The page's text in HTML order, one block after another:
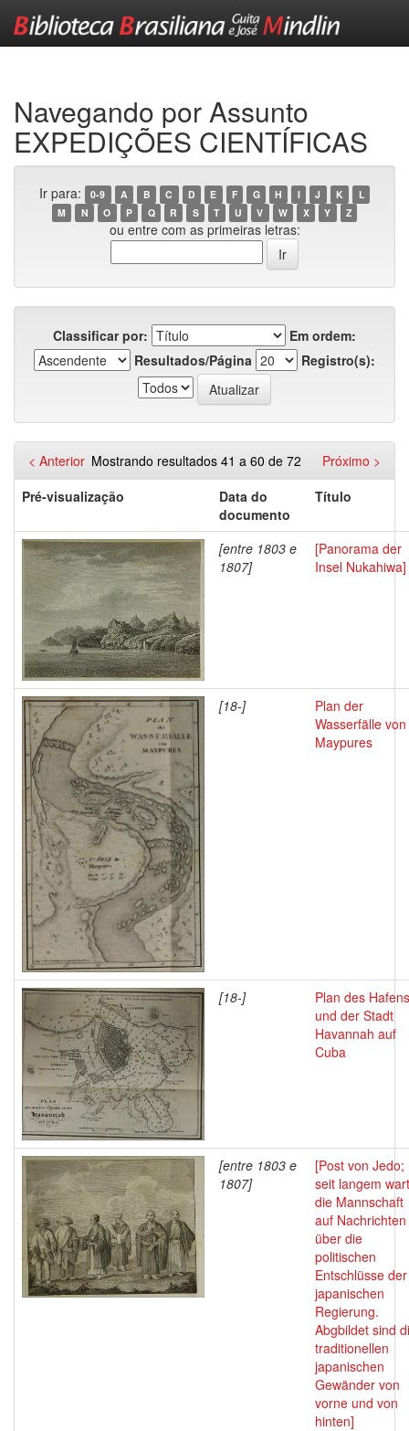
Navegando por Assunto
EXPEDIÇÕES CIENTÍFICAS
Ir para: 0-9 A B C D E F G H I J K
L
M
N O P Q R S T U V W X Y Z
ou entre com as primeiras letras:
Classificar por:
Em ordem:
Resultados/Página
Registro(s):
Mostrando resultados 41 a 60 de 72
< Anterior
Próximo >
Pré-visualização
Data do
documento
Título
[entre 1803 e
1807]
[Panorama der
Insel Nukahiwa]
[18-]
Plan der
Wasserfälle von
Maypures
[18-]
Plan des Hafens
und der Stadt
Havannah auf
Cuba
[entre 1803 e
1807]
[Post von Jedo;
seit langem
die Mannschaft
auf Nachrichten
über die
politischen
Entschlüsse der
japanischen
Regierung.
Abgbildet sind
traditionellen
japanischen
Gewänder von
vorne und von
hinten]